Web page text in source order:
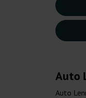
Auto
Auto